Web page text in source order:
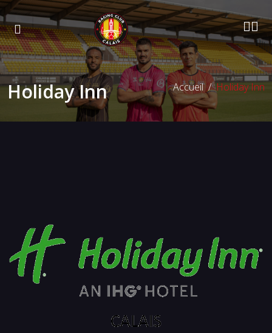
Holiday Inn Accueil Holiday Inn